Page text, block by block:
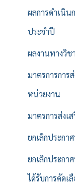
ผลการดำเนิน
ประจำปี
ผลงานทางวิช
มาตรการการ
หน่วยงาน
มาตรการส่งเ
ยกเลิกประกา
ยกเลิกประกา
ได้รับการคัดเ